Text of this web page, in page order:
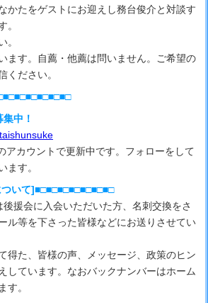
かたをゲストにお迎えし務台俊介と対談す
。
。
ます。自薦・他薦は問いません。ご希望の
ください。
中！
カウントで更新中です。フォローをして
ます。
いて]■□■□■□■□■□■□■□
援会に入会いただいた方、名刺交換をさ
ル等を下さった皆様などにお送りさせてい
得た、皆様の声、メッセージ、政策のヒン
しています。なおバックナンバーはホーム
す。